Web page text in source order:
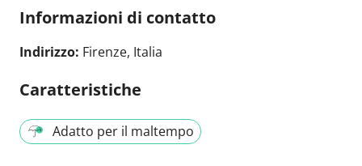
Informazioni di contatto
Indirizzo: Firenze, Italia
Caratteristiche
Adatto per il maltempo